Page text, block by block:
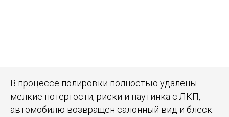
В процессе полировки полностью удалены
мелкие потертости, риски и паутинка с ЛКП,
автомобилю возвращен салонный вид и блеск.